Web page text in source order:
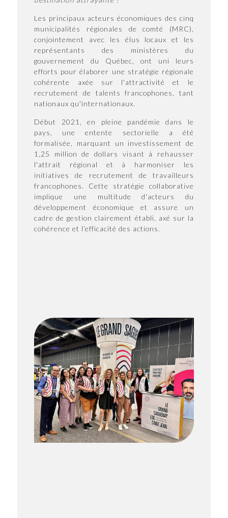
Les principaux acteurs économiques des cinq
municipalités régionales de comté (MRC),
conjointement avec les élus locaux et les
représentants des ministères du
gouvernement du Québec, ont uni leurs
efforts pour élaborer une stratégie régionale
cohérente axée sur l'attractivité et le
recrutement de talents francophones, tant
nationaux qu'internationaux.
Début 2021, en pleine pandémie dans le
pays, une entente sectorielle a été
formalisée, marquant un investissement de
1,25 million de dollars visant à rehausser
l'attrait régional et à harmoniser les
initiatives de recrutement de travailleurs
francophones. Cette stratégie collaborative
implique une multitude d'acteurs du
développement économique et assure un
cadre de gestion clairement établi, axé sur la
cohérence et l’efficacité des actions.